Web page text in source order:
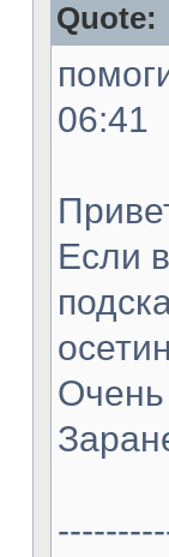
Quote:
06:41
Если